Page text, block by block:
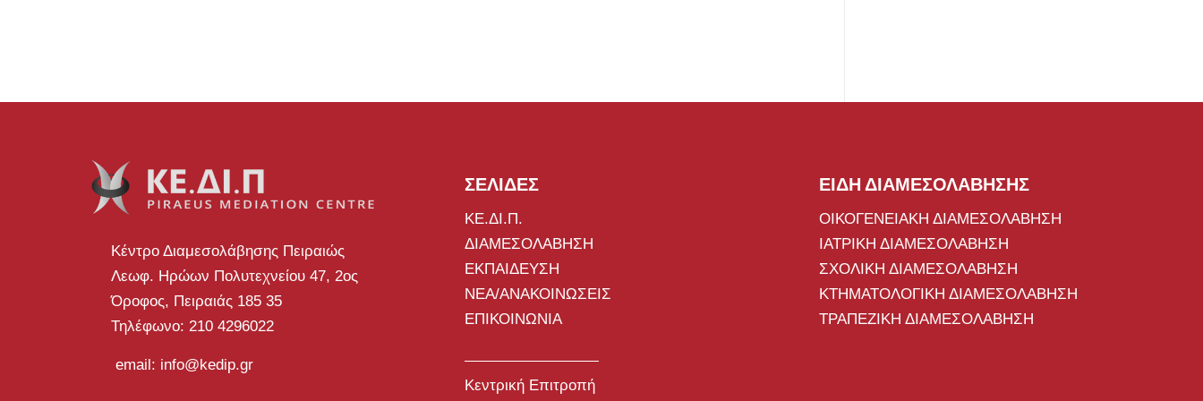
Κέντρο Διαμεσολάβησης Πειραιώς
Λεωφ. Ηρώων Πολυτεχνείου 47, 2ος
Όροφος, Πειραιάς 185 35
Τηλέφωνο: 210 4296022
email: info@kedip.gr
ΣΕΛΙΔΕΣ
ΚΕ.ΔΙ.Π.
ΔΙΑΜΕΣΟΛΑΒΗΣΗ
ΕΚΠΑΙΔΕΥΣΗ
ΝΕΑ/ΑΝΑΚΟΙΝΩΣΕΙΣ
ΕΠΙΚΟΙΝΩΝΙΑ
Κεντρική Επιτροπή
ΕΙΔΗ ΔΙΑΜΕΣΟΛΑΒΗΣΗΣ
ΟΙΚΟΓΕΝΕΙΑΚΗ ΔΙΑΜΕΣΟΛΑΒΗΣΗ
ΙΑΤΡΙΚΗ ΔΙΑΜΕΣΟΛΑΒΗΣΗ
ΣΧΟΛΙΚΗ ΔΙΑΜΕΣΟΛΑΒΗΣΗ
ΚΤΗΜΑΤΟΛΟΓΙΚΗ ΔΙΑΜΕΣΟΛΑΒΗΣΗ
ΤΡΑΠΕΖΙΚΗ ΔΙΑΜΕΣΟΛΑΒΗΣΗ